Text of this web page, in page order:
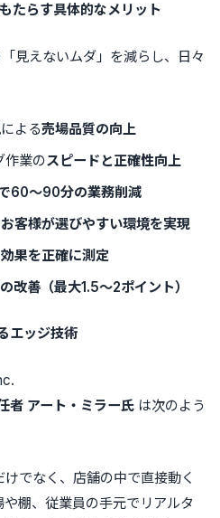
たらす具体的なメリット
見えないムダ」を減らし、日々
よる売場品質の向上
作業のスピードと正確性向上
60〜90分の業務削減
お客様が選びやすい環境を実現
効果を正確に測定
改善（最大1.5〜2ポイント）
エッジ技術
者 アート・ミラー氏 は次のよう
けでなく、店舗の中で直接動く
棚、従業員の手元でリアルタ